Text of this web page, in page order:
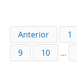
Anterior 1
9
10 …